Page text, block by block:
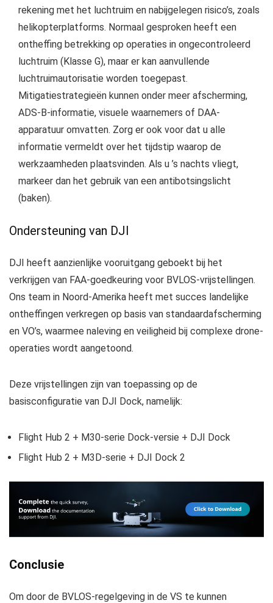
rekening met het luchtruim en nabijgelegen risico’s, zoals
helikopterplatforms. Normaal gesproken heeft een
ontheffing betrekking op operaties in ongecontroleerd
luchtruim (Klasse G), maar er kan aanvullende
luchtruimautorisatie worden toegepast.
Mitigatiestrategieën kunnen onder meer afscherming,
ADS-B-informatie, visuele waarnemers of DAA-
apparatuur omvatten. Zorg er ook voor dat u alle
informatie vermeldt over het tijdstip waarop de
werkzaamheden plaatsvinden. Als u ’s nachts vliegt,
markeer dan het gebruik van een antibotsingslicht
(baken).
Ondersteuning van DJI
DJI heeft aanzienlijke vooruitgang geboekt bij het
verkrijgen van FAA-goedkeuring voor BVLOS-vrijstellingen.
Ons team in Noord-Amerika heeft met succes landelijke
ontheffingen verkregen op basis van standaardafscherming
en VO’s, waarmee naleving en veiligheid bij complexe drone-
operaties wordt aangetoond.
Deze vrijstellingen zijn van toepassing op de
basisconfiguratie van DJI Dock, namelijk:
Flight Hub 2 + M30-serie Dock-versie + DJI Dock
Flight Hub 2 + M3D-serie + DJI Dock 2
Conclusie
Om door de BVLOS-regelgeving in de VS te kunnen